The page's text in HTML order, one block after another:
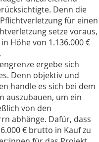
Denn die
für einen
setze voraus,
Höhe von 1.136.000 €
ergebe sich
Denn objektiv und
handle es sich bei dem
auszubauen, um ein
von den
abhänge. Dafür, dass
€ brutto in Kauf zu